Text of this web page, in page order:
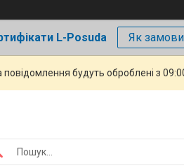
L-Posuda Як
будуть оброблені з